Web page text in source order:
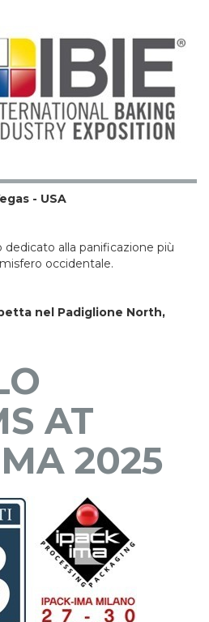
- USA
alla panificazione più
occidentale.
nel Padiglione North,
AT
2025